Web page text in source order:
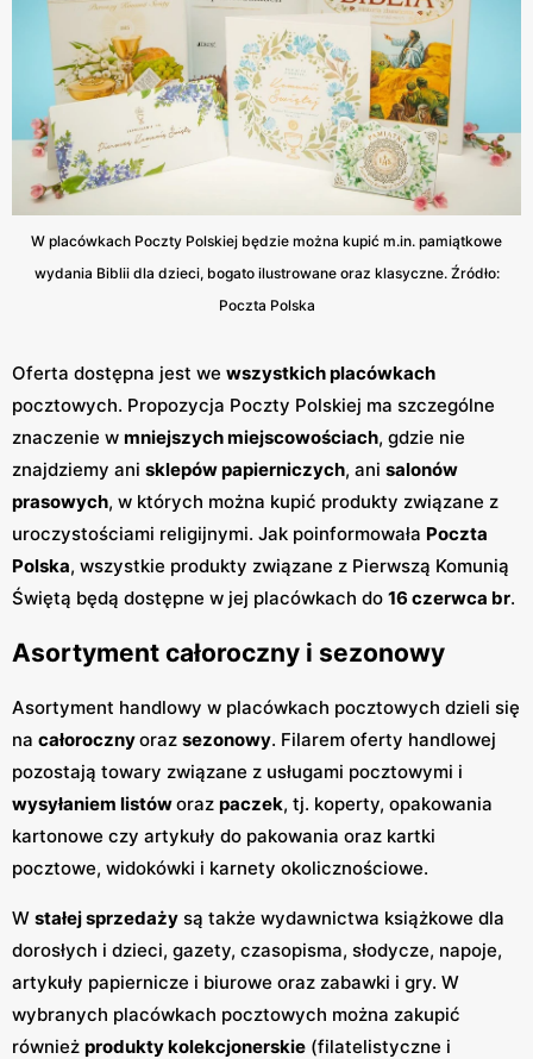
W placówkach Poczty Polskiej będzie można kupić m.in. pamiątkowe
wydania Biblii dla dzieci, bogato ilustrowane oraz klasyczne. Źródło:
Poczta Polska
Oferta dostępna jest we wszystkich placówkach
pocztowych. Propozycja Poczty Polskiej ma szczególne
znaczenie w mniejszych miejscowościach, gdzie nie
znajdziemy ani sklepów papierniczych, ani salonów
prasowych, w których można kupić produkty związane z
uroczystościami religijnymi. Jak poinformowała Poczta
Polska, wszystkie produkty związane z Pierwszą Komunią
Świętą będą dostępne w jej placówkach do 16 czerwca br.
Asortyment całoroczny i sezonowy
Asortyment handlowy w placówkach pocztowych dzieli się
na całorocznyoraz sezonowy. Filarem oferty handlowej
pozostają towary związane z usługami pocztowymi i
wysyłaniem listóworaz paczek, tj. koperty, opakowania
kartonowe czy artykuły do pakowania oraz kartki
pocztowe, widokówki i karnety okolicznościowe.
W stałej sprzedaży są także wydawnictwa książkowe dla
dorosłych i dzieci, gazety, czasopisma, słodycze, napoje,
artykuły papiernicze i biurowe oraz zabawki i gry. W
wybranych placówkach pocztowych można zakupić
również produkty kolekcjonerskie (filatelistyczne i